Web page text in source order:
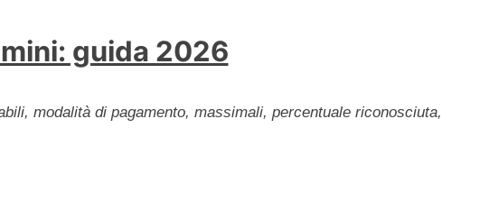
guida 2026
modalità di pagamento, massimali, percentuale riconosciuta,